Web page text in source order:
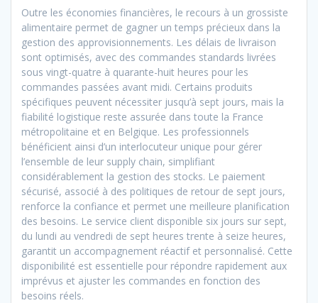
Outre les économies financières, le recours à un grossiste
alimentaire permet de gagner un temps précieux dans la
gestion des approvisionnements. Les délais de livraison
sont optimisés, avec des commandes standards livrées
sous vingt-quatre à quarante-huit heures pour les
commandes passées avant midi. Certains produits
spécifiques peuvent nécessiter jusqu’à sept jours, mais la
fiabilité logistique reste assurée dans toute la France
métropolitaine et en Belgique. Les professionnels
bénéficient ainsi d’un interlocuteur unique pour gérer
l’ensemble de leur supply chain, simplifiant
considérablement la gestion des stocks. Le paiement
sécurisé, associé à des politiques de retour de sept jours,
renforce la confiance et permet une meilleure planification
des besoins. Le service client disponible six jours sur sept,
du lundi au vendredi de sept heures trente à seize heures,
garantit un accompagnement réactif et personnalisé. Cette
disponibilité est essentielle pour répondre rapidement aux
imprévus et ajuster les commandes en fonction des
besoins réels.